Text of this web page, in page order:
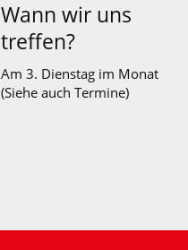
Wann wir uns
treffen?
Am 3. Dienstag im Monat
(Siehe auch Termine)